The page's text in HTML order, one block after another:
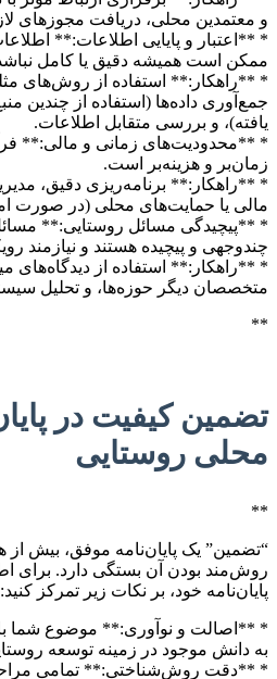
و معتمدین محلی، دریافت مجوزهای
* **اعتبار و پایایی اطلاعات:**
ممکن است همیشه دقیق یا کامل
جمع‌آوری داده‌ها (استفاده از چندین
یافته)، و بررسی متقابل اطلاعات.
* **محدودیت‌های زمانی و مالی:**
زمان‌بر و هزینه‌بر است.
* **راهکار:** برنامه‌ریزی دقیق،
مالی یا حمایت‌های محلی (در صورت
* **پیچیدگی مسائل روستایی:**
چندوجهی و پیچیده هستند و نیازمند
* **راهکار:** استفاده از دیدگاه‌های
متخصصان دیگر حوزه‌ها، و تحلیل
**
تضمین کیفیت در
محلی روستایی
**
“تضمین” یک پایان‌نامه موفق، بیش
روش‌مند بودن آن بستگی دارد. برای
پایان‌نامه خود، بر نکات زیر تمرکز کنید:
* **اصالت و نوآوری:** موضوع شما
به دانش موجود در زمینه توسعه
* **دقت روش‌شناختی:** تمامی مراحل